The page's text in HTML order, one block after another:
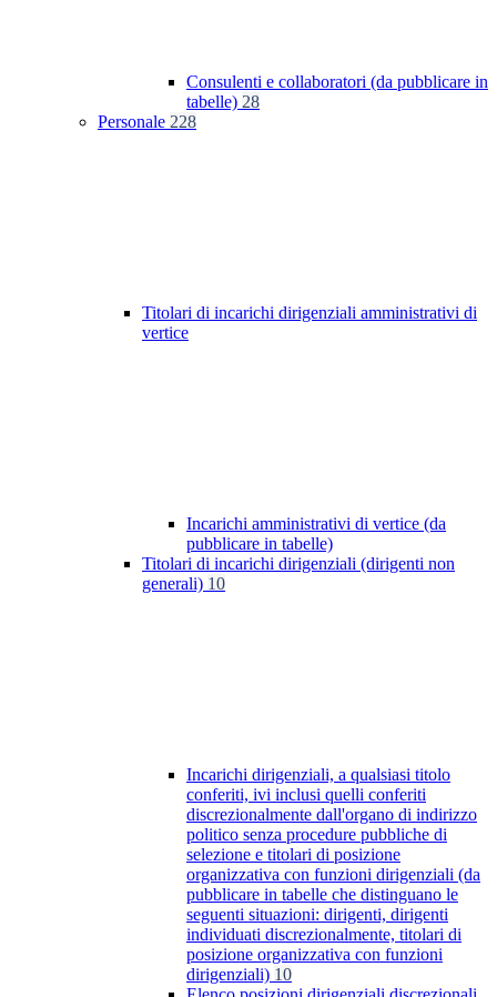
Consulenti e collaboratori (da pubblicare in
tabelle) 28
Personale 228
Titolari di incarichi dirigenziali amministrativi di
vertice
Incarichi amministrativi di vertice (da
pubblicare in tabelle)
Titolari di incarichi dirigenziali (dirigenti non
generali) 10
Incarichi dirigenziali, a qualsiasi titolo
conferiti, ivi inclusi quelli conferiti
discrezionalmente dall'organo di indirizzo
politico senza procedure pubbliche di
selezione e titolari di posizione
organizzativa con funzioni dirigenziali (da
pubblicare in tabelle che distinguano le
seguenti situazioni: dirigenti, dirigenti
individuati discrezionalmente, titolari di
posizione organizzativa con funzioni
dirigenziali) 10